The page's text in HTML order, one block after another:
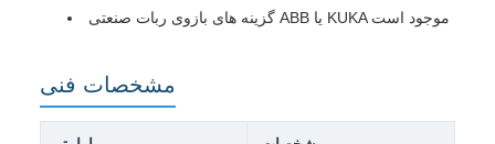
گزینه های بازوی ربات صنعتی ABB یا KUKA موجود است
مشخصات فنی